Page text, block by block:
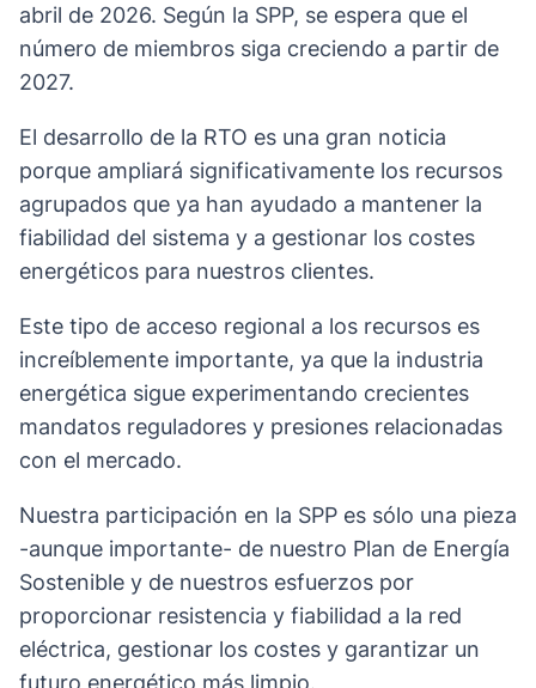
abril de 2026. Según la SPP, se espera que el
número de miembros siga creciendo a partir de
2027.
El desarrollo de la RTO es una gran noticia
porque ampliará significativamente los recursos
agrupados que ya han ayudado a mantener la
fiabilidad del sistema y a gestionar los costes
energéticos para nuestros clientes.
Este tipo de acceso regional a los recursos es
increíblemente importante, ya que la industria
energética sigue experimentando crecientes
mandatos reguladores y presiones relacionadas
con el mercado.
Nuestra participación en la SPP es sólo una pieza
-aunque importante- de nuestro Plan de Energía
Sostenible y de nuestros esfuerzos por
proporcionar resistencia y fiabilidad a la red
eléctrica, gestionar los costes y garantizar un
futuro energético más limpio.